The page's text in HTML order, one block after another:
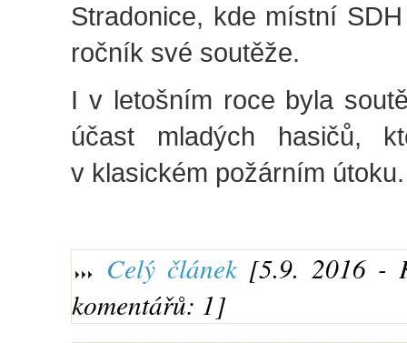
Stradonice, kde místní
ročník své soutěže.
I v letošním roce byla
účast mladých hasičů,
v klasickém požárním útoku.
Celý článek[5.9. 2016 -
komentářů: 1]